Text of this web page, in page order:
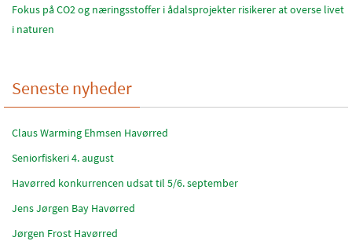
Fokus på CO2 og næringsstoffer i ådalsprojekter risikerer at overse livet
i naturen
Seneste nyheder
Claus Warming Ehmsen Havørred
Seniorfiskeri 4. august
Havørred konkurrencen udsat til 5/6. september
Jens Jørgen Bay Havørred
Jørgen Frost Havørred